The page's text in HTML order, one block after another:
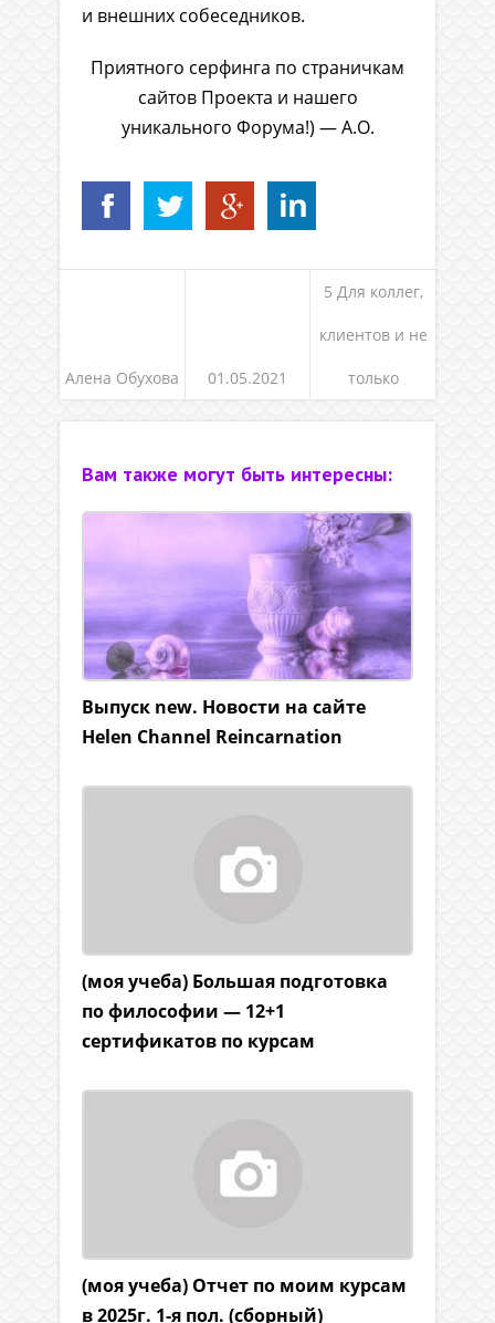
и внешних собеседников.
Приятного серфинга по страничкам
сайтов Проекта и нашего
уникального Форума!) — А.О.
Алена Обухова 01.05.2021
5 Для коллег,
клиентов и не
только
Вам также могут быть интересны:
Выпуск new. Новости на сайте
Helen Channel Reincarnation
(моя учеба) Большая подготовка
по философии — 12+1
сертификатов по курсам
(моя учеба) Отчет по моим курсам
в 2025г. 1-я пол. (сборный)